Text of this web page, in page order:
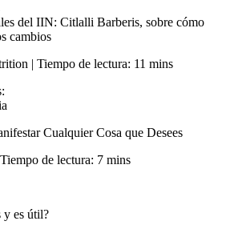
del IIN: Citlalli Barberis, sobre cómo
cambios
| Tiempo de lectura: 11 mins
Cualquier Cosa que Desees
de lectura: 7 mins
y es útil?